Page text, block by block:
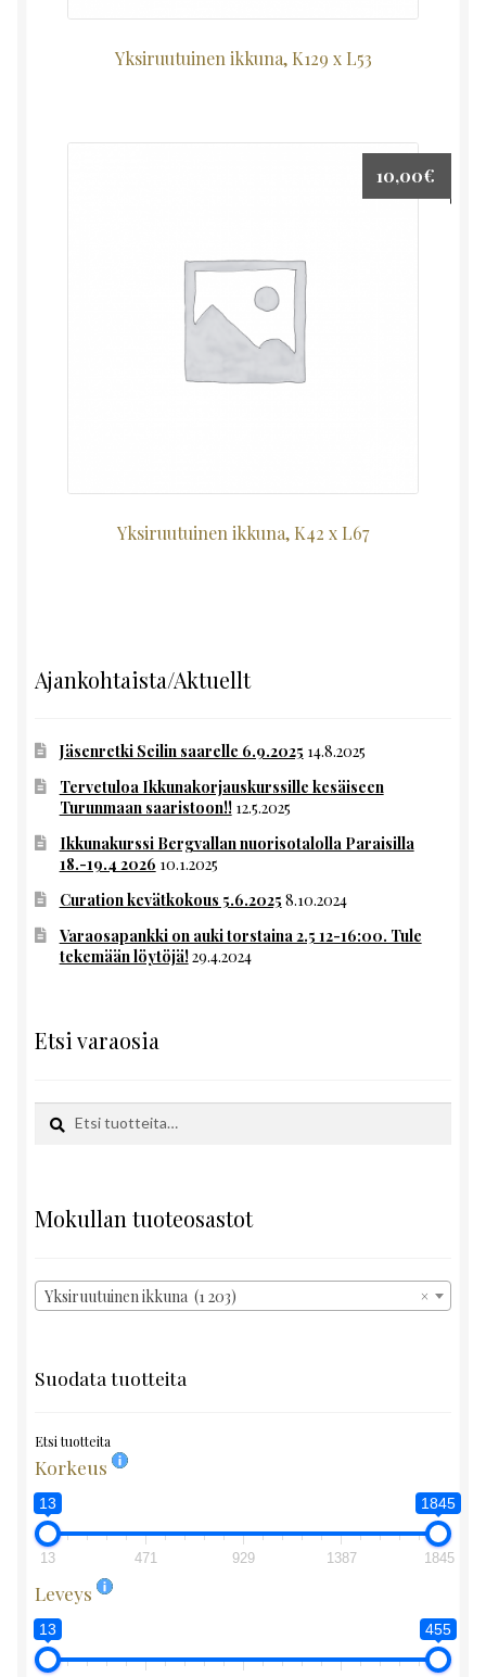
Yksiruutuinen ikkuna, K129 x L53
Yksiruutuinen ikkuna, K42 x L67
10,00€
Ajankohtaista/Aktuellt
Jäsenretki Seilin saarelle 6.9.2025 14.8.2025
Tervetuloa Ikkunakorjauskurssille kesäiseen
Turunmaan saaristoon!! 12.5.2025
Ikkunakurssi Bergvallan nuorisotalolla Paraisilla
18.-19.4 2026 10.1.2025
Curation kevätkokous 5.6.2025 8.10.2024
Varaosapankki on auki torstaina 2.5 12-16:00. Tule
tekemään löytöjä!29.4.2024
Etsi varaosia
Etsi:
Haku
Mokullan tuoteosastot
×
Yksiruutuinen ikkuna (1 203)
Suodata tuotteita
Etsi tuotteita
Korkeus
13 1845
13 471 929 1387 1845
Leveys
13 455